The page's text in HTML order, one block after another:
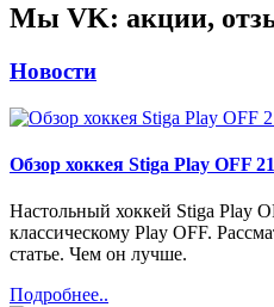
Мы VK: акции,
Новости
Обзор хоккея Stiga Play OFF 21
Настольный хоккей Stiga Play
классическому Play OFF.
статье. Чем он лучше.
Подробнее..